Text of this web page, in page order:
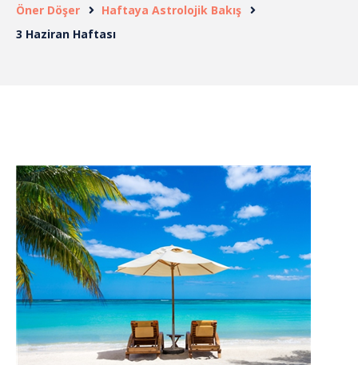
Öner Döşer
Haftaya Astrolojik Bakış
3 Haziran Haftası